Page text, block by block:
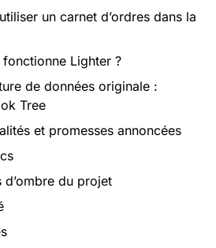
un carnet d’ordres dans la
fonctionne Lighter ?
de données originale :
Tree
et promesses annoncées
d’ombre du projet